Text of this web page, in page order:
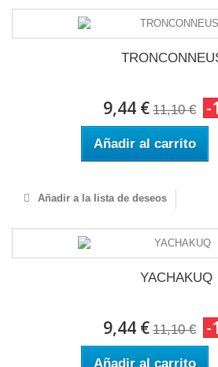
9,44 € 11,10 € -
Añadir al carrito
Añadir a la lista de deseos
YACHAKUQ
9,44 € 11,10 € -
Añadir al carrito